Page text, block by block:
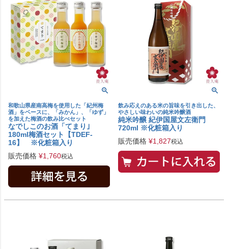
和歌山県産南高梅を使用した「紀州梅
酒」をベースに、「みかん」、「ゆず」
を加えた梅酒の飲み比べセット
なでしこのお酒「てまり｣
180ml梅酒セット【TDEF-
16】 ※化粧箱入り
販売価格 ¥1,760税込
飲み応えのある米の旨味を引き出した、
やさしい味わいの純米吟醸酒
純米吟醸 紀伊国屋文左衛門
720ml ※化粧箱入り
販売価格 ¥1,827税込